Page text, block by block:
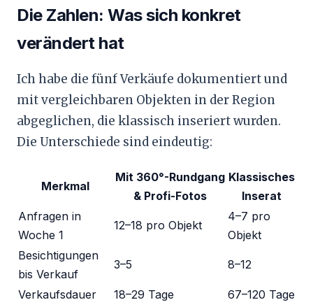
Die Zahlen: Was sich konkret
verändert hat
Ich habe die fünf Verkäufe dokumentiert und
mit vergleichbaren Objekten in der Region
abgeglichen, die klassisch inseriert wurden.
Die Unterschiede sind eindeutig:
Merkmal
Mit 360°-Rundgang
& Profi-Fotos
Klassisches
Inserat
Anfragen in
Woche 1
12–18 pro Objekt
4–7 pro
Objekt
Besichtigungen
bis Verkauf
3–5 8–12
Verkaufsdauer 18–29 Tage
67–120 Tage